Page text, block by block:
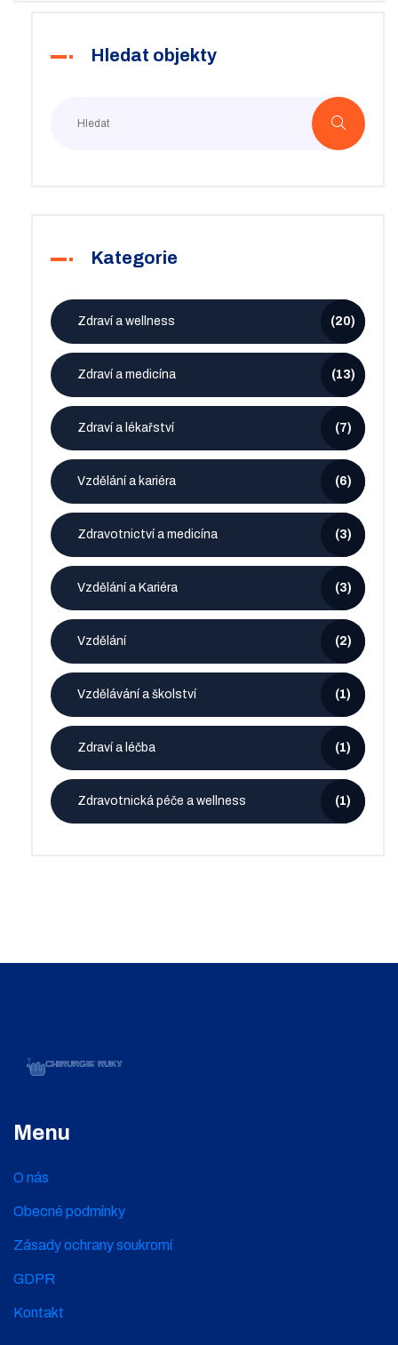
Hledat objekty
Kategorie
Zdraví a wellness (20)
Zdraví a medicína (13)
Zdraví a lékařství (7)
Vzdělání a kariéra (6)
Zdravotnictví a medicína (3)
Vzdělání a Kariéra (3)
Vzdělání (2)
Vzdělávání a školství (1)
Zdraví a léčba (1)
Zdravotnická péče a wellness (1)
Menu
O nás
Obecné podmínky
Zásady ochrany soukromí
GDPR
Kontakt